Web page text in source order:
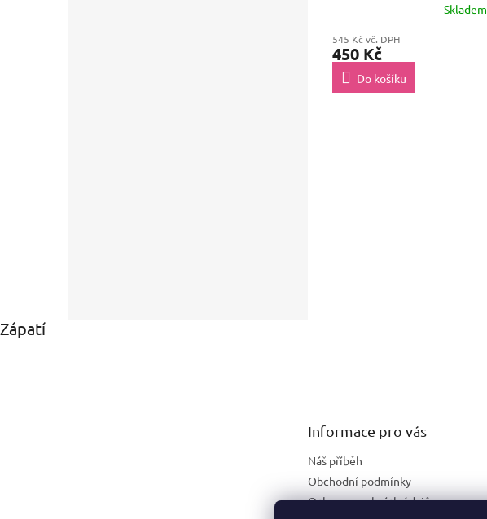
Skladem
545 Kč vč. DPH
450 Kč
Do košíku
Zápatí
Informace pro vás
Náš příběh
Obchodní podmínky
Ochrana osobních údajů